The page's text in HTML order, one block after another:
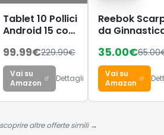
Tablet 10 Pollici
Android 15 con
RAM+2TB ROM
Espansione,
Widevine L1
99.99€229.99€
Vai su
Amazon
Dettagli
Reebok
da
Flex Ftwr
White/
Berry, 38 EU,
Ftwr White
Frosted
35.00€65.00
Vai su
Amazon
altre offerte simili →